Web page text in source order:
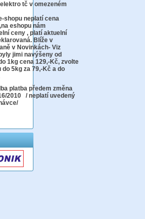
tč v omezeném
shopu neplatí cena
,na eshopu nám
ceny , platí aktuelní
Blíže v
v Novinkách- Viz
jimi navýšeny od
1kg cena 129,-Kč, zvolte
do 5kg za 79,-Kč a do
platba předem změna
2010 / neplatí uvedený